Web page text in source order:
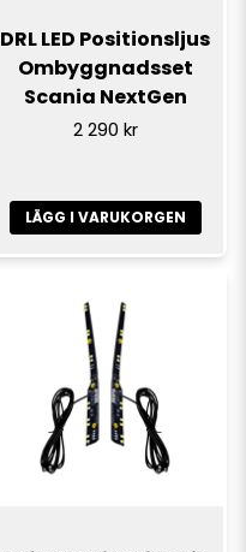
DRL LED Positionsljus
Ombyggnadsset
Scania NextGen
2 290 kr
LÄGG I VARUKORGEN